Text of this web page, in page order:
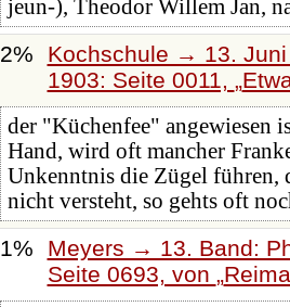
jeun-), Theodor Willem Jan,
2%
Kochschule → 13.
1903: Seite 0011,
der "Küchenfee" angewiesen
Hand, wird oft mancher
Unkenntnis die Zügel führen,
nicht versteht, so gehts oft
1%
Meyers → 13. Band:
Seite 0693, von